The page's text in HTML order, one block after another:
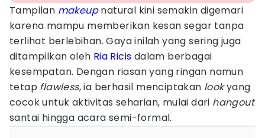
Tampilan makeupnatural kini semakin digemari
karena mampu memberikan kesan segar tanpa
terlihat berlebihan. Gaya inilah yang sering juga
ditampilkan oleh Ria Ricis dalam berbagai
kesempatan. Dengan riasan yang ringan namun
tetap flawless, ia berhasil menciptakan lookyang
cocok untuk aktivitas seharian, mulai dari hangout
santai hingga acara semi-formal.